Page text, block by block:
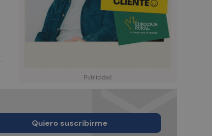
Quiero suscribirme